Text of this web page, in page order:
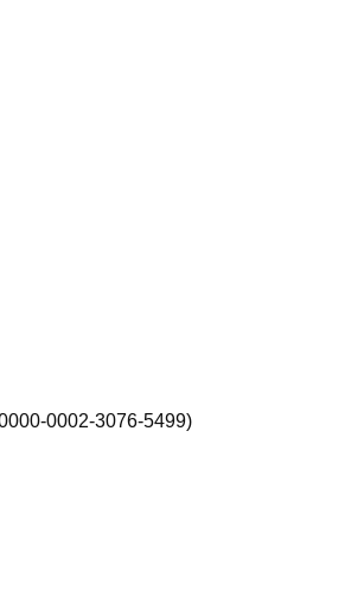
0002-3076-5499)